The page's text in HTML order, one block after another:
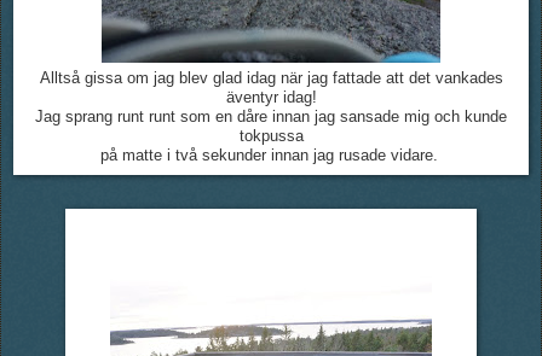
Alltså gissa om jag blev glad idag när jag fattade att det vankades
äventyr idag!
Jag sprang runt runt som en dåre innan jag sansade mig och kunde
tokpussa
på matte i två sekunder innan jag rusade vidare.